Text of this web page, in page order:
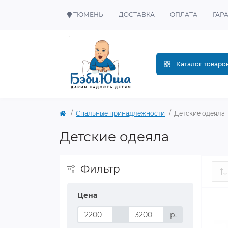
ТЮМЕНЬ ДОСТАВКА ОПЛАТА
Каталог
Спальные принадлежности Детские одеяла
Детские одеяла
Фильтр
Цена
- р.